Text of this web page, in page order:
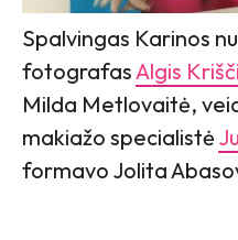
Spalvingas Karinos
fotografasAlgis
Milda Metlovaitė,
makiažo specialistė
formavo Jolita